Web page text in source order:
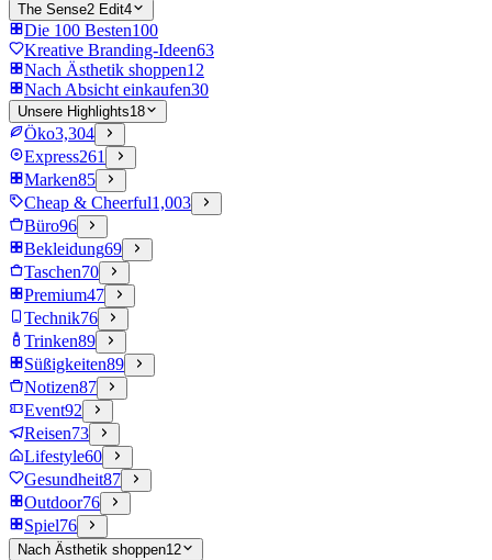
The Sense2 Edit4
Die 100 Besten100
Kreative Branding-Ideen63
Nach Ästhetik shoppen12
Nach Absicht einkaufen30
Unsere Highlights18
Öko3,304
Express261
Marken85
Cheap & Cheerful1,003
Büro96
Bekleidung69
Taschen70
Premium47
Technik76
Trinken89
Süßigkeiten89
Notizen87
Event92
Reisen73
Lifestyle60
Gesundheit87
Outdoor76
Spiel76
Nach Ästhetik shoppen12